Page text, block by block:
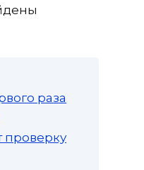
раза
проверку